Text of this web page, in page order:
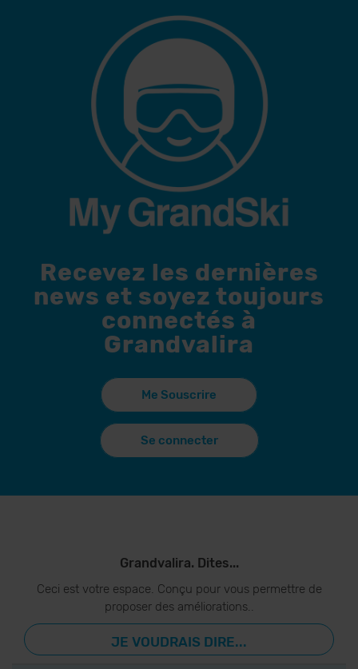
Recevez les dernières
news et soyez toujours
connectés à
Grandvalira
Me Souscrire
Se connecter
Grandvalira. Dites...
Ceci est votre espace. Conçu pour vous permettre de
proposer des améliorations..
JE VOUDRAIS DIRE...